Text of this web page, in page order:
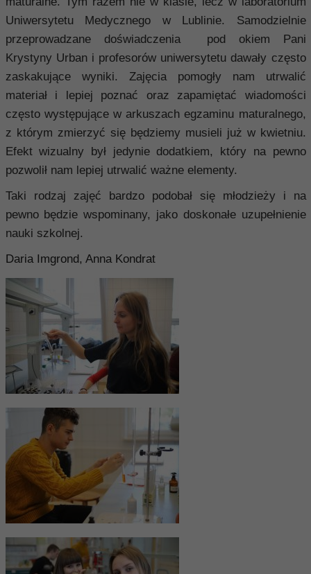
Uniwersytetu Medycznego w Lublinie. Samodzielnie
przeprowadzane doświadczenia pod okiem Pani
Krystyny Urban i profesorów uniwersytetu dawały często
zaskakujące wyniki. Zajęcia pomogły nam utrwalić
materiał i lepiej poznać oraz zapamiętać wiadomości
często występujące w arkuszach egzaminu maturalnego,
z którym zmierzyć się będziemy musieli już w kwietniu.
Efekt wizualny był jedynie dodatkiem, który na pewno
pozwolił nam lepiej utrwalić ważne elementy.
Taki rodzaj zajęć bardzo podobał się młodzieży i na
pewno będzie wspominany, jako doskonałe uzupełnienie
nauki szkolnej.
Daria Imgrond, Anna Kondrat